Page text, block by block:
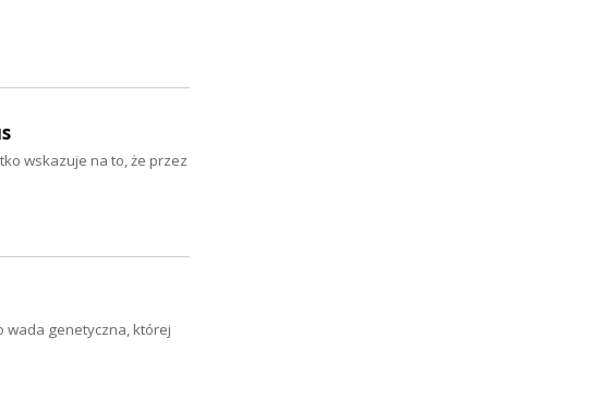
wskazuje na to, że przez
wada genetyczna, której